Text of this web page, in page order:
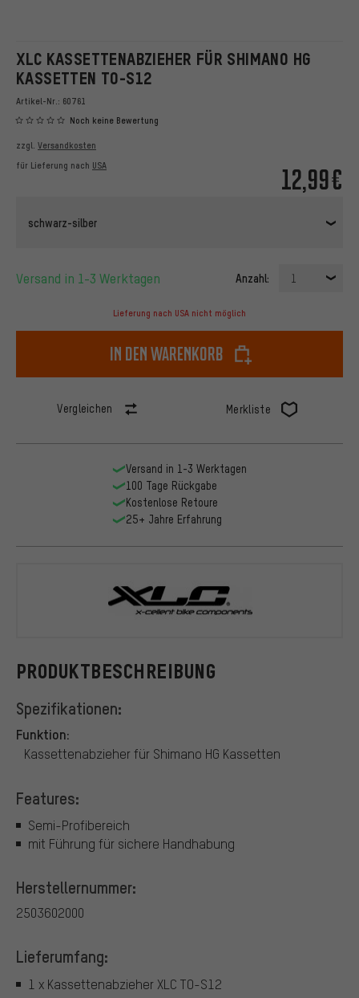
XLC KASSETTENABZIEHER FÜR SHIMANO HG
KASSETTEN TO-S12
Artikel-Nr.: 60761
Noch keine Bewertung
12,99€
zzgl. Versandkosten
für Lieferung nach USA
schwarz-silber
Versand in 1-3 Werktagen Anzahl: 1
Lieferung nach USA nicht möglich
In den Warenkorb
Vergleichen Merkliste
PRODUKTBESCHREIBUNG
Spezifikationen:
Funktion:
Kassettenabzieher für Shimano HG Kassetten
Features:
Semi-Profibereich
mit Führung für sichere Handhabung
Herstellernummer:
2503602000
Lieferumfang:
1 x Kassettenabzieher XLC TO-S12
Versand in 1-3 Werktagen
100 Tage Rückgabe
Kostenlose Retoure
25+ Jahre Erfahrung
XLC